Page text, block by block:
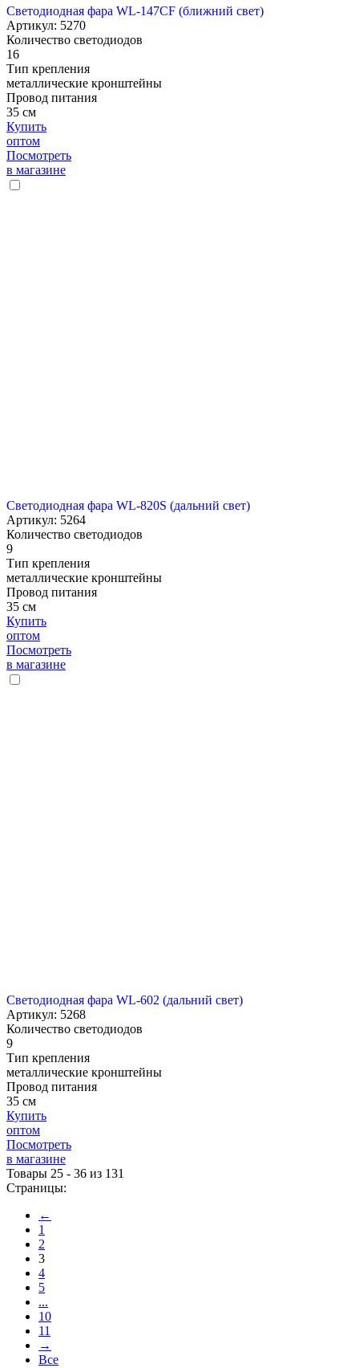
Светодиодная фара WL-147CF (ближний свет)
Артикул: 5270
Количество светодиодов
16
Тип крепления
металлические кронштейны
Провод питания
35 см
Купить
оптом
Посмотреть
в магазине
Светодиодная фара WL-820S (дальний свет)
Артикул: 5264
Количество светодиодов
9
Тип крепления
металлические кронштейны
Провод питания
35 см
Купить
оптом
Посмотреть
в магазине
Светодиодная фара WL-602 (дальний свет)
Артикул: 5268
Количество светодиодов
9
Тип крепления
металлические кронштейны
Провод питания
35 см
Купить
оптом
Посмотреть
в магазине
Товары 25 - 36 из 131
Страницы:
←
1
2
3
4
5
...
10
11
→
Все